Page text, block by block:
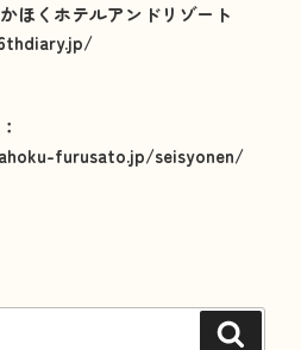
ほくホテルアンドリゾート
furusato.jp/seisyonen/